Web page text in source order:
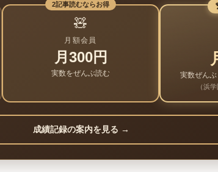
2記事読むならお得
🧸
月額会員
月300円
実数をぜんぶ読む 実数ぜん
（浜
成績記録の案内を見る →